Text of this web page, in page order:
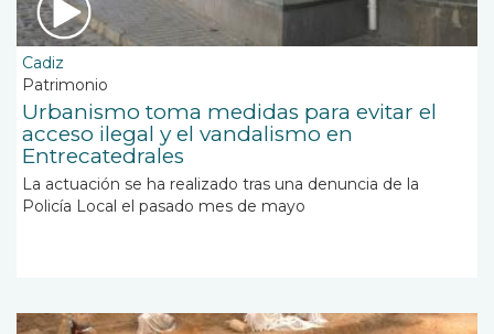
Cadiz
Patrimonio
Urbanismo toma medidas para evitar el
acceso ilegal y el vandalismo en
Entrecatedrales
La actuación se ha realizado tras una denuncia de la
Policía Local el pasado mes de mayo